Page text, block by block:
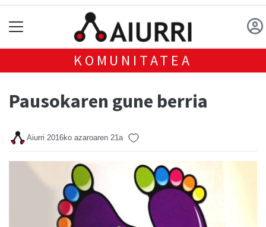
KOMUNITATEA
Pausokaren gune berria
Aiurri 2016ko azaroaren 21a